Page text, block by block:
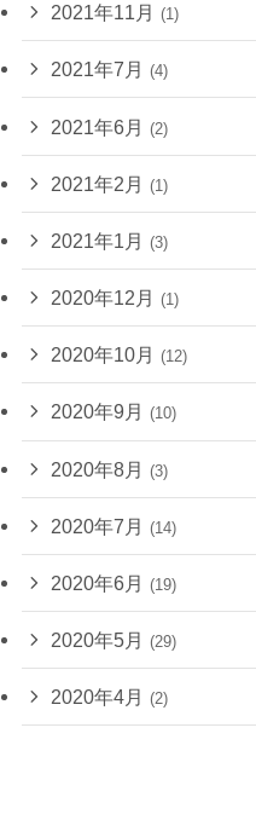
2021年11月 (1)
2021年7月 (4)
2021年6月 (2)
2021年2月 (1)
2021年1月 (3)
2020年12月 (1)
2020年10月 (12)
2020年9月 (10)
2020年8月 (3)
2020年7月 (14)
2020年6月 (19)
2020年5月 (29)
2020年4月 (2)